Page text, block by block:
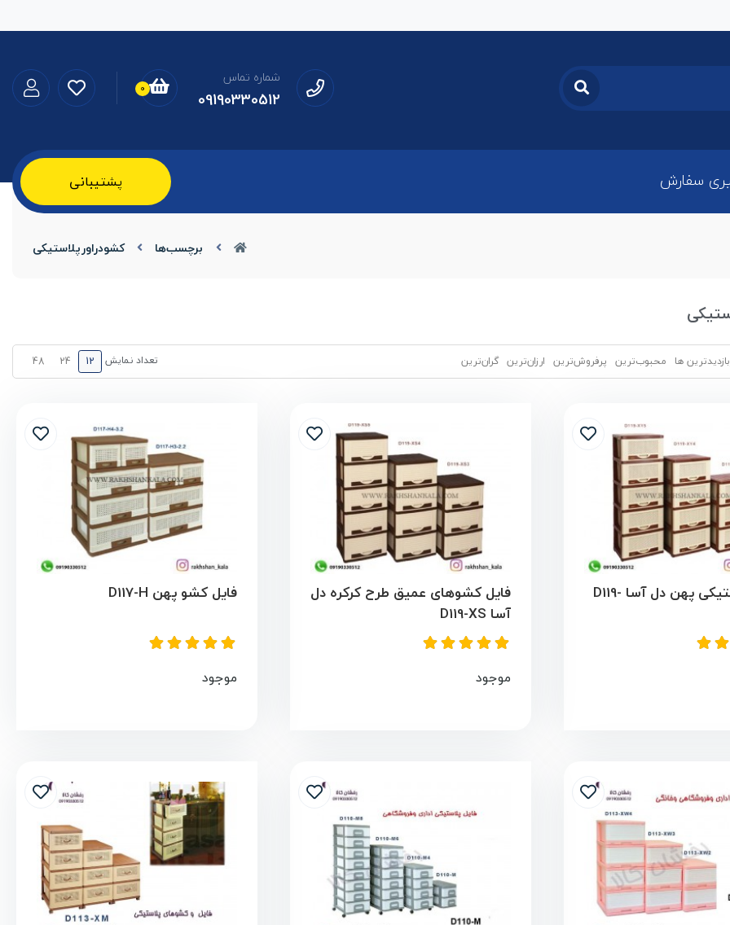
شماره تماس
09190330512
0
سفارش پشتیبانی
برچسب‌ها کشودراورپلاستیکی
ها محبوب‌‌ترین پرفروش‌ترین ارزان‌ترین گران‌ترین تعداد نمایش 12
24
48
فایل پلاستیکی پهن دل آسا D119-
فایل کشوهای عمیق طرح کرکره دل
آسا D119-XS
موجود
فایل کشو پهن D117-H
موجود